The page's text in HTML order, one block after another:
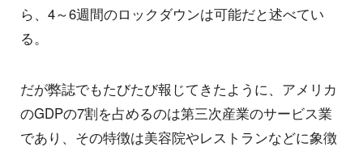
ら、4～6週間のロックダウンは可能だと述べてい
る。
だが弊誌でもたびたび報じてきたように、アメリカ
のGDPの7割を占めるのは第三次産業のサービス業
であり、その特徴は美容院やレストランなどに象徴